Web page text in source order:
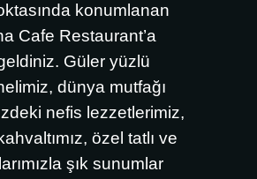
konumlanan
Cafe Restaurant’a
Güler yüzlü
dünya mutfağı
nefis lezzetlerimiz,
özel tatlı ve
şık sunumlar